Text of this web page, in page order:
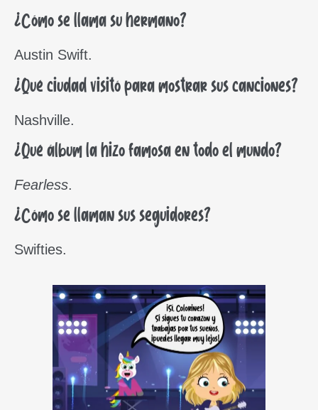
¿Cómo se llama su hermano?
Austin Swift.
¿Qué ciudad visitó para mostrar sus canciones?
Nashville.
¿Qué álbum la hizo famosa en todo el mundo?
Fearless.
¿Cómo se llaman sus seguidores?
Swifties.